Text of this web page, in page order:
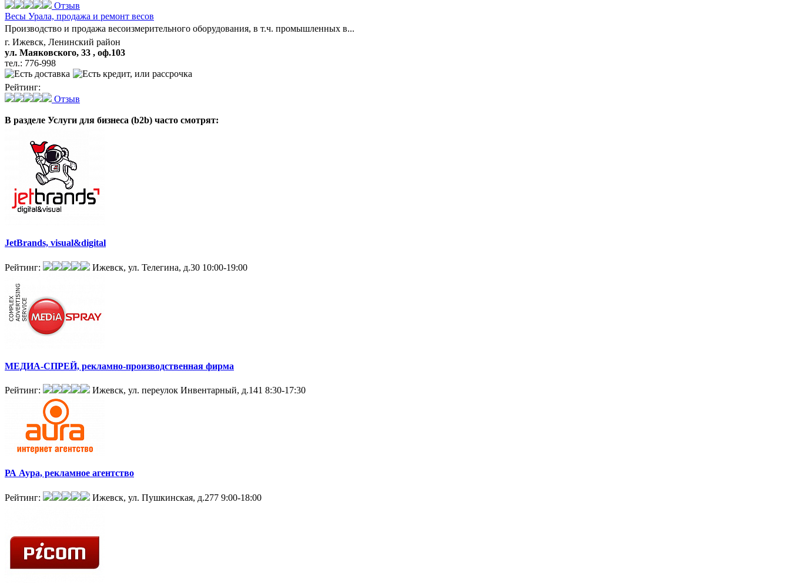
Отзыв
Весы Урала, продажа и ремонт весов
Производство и продажа весоизмерительного оборудования, в т.ч. промышленных в...
г. Ижевск, Ленинский район
ул. Маяковского, 33 , оф.103
тел.: 776-998
Рейтинг:
Отзыв
В разделе Услуги для бизнеса (b2b) часто смотрят:
JetBrands, visual&digital
Рейтинг: Ижевск, ул. Телегина, д.30 10:00-19:00
МЕДИА-СПРЕЙ, рекламно-производственная фирма
Рейтинг: Ижевск, ул. переулок Инвентарный, д.141 8:30-17:30
РА Аура, рекламное агентство
Рейтинг: Ижевск, ул. Пушкинская, д.277 9:00-18:00